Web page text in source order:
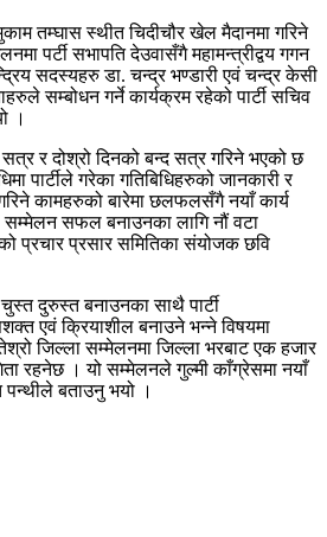
तम्घास स्थीत चिदीचौर खेल मैदानमा गरिने
पर्टी सभापति देउवासँगै महामन्त्रीद्वय गगन
सदस्यहरु डा. चन्द्र भण्डारी एवं चन्द्र केसी
सम्बोधन गर्ने कार्यक्रम रहेको पार्टी सचिव
।
र दोश्रो दिनको बन्द सत्र गरिने भएको छ
पार्टीले गरेका गतिबिधिहरुको जानकारी र
गरिने कामहरुको बारेमा छलफलसँगै नयाँ कार्य
सम्मेलन सफल बनाउनका लागि नौं वटा
प्रचार प्रसार समितिका संयोजक छवि
दुरुस्त बनाउनका साथै पार्टी
एवं क्रियाशील बनाउने भन्ने विषयमा
जिल्ला सम्मेलनमा जिल्ला भरबाट एक हजार
रहनेछ । यो सम्मेलनले गुल्मी काँग्रेसमा नयाँ
पन्थीले बताउनु भयो ।